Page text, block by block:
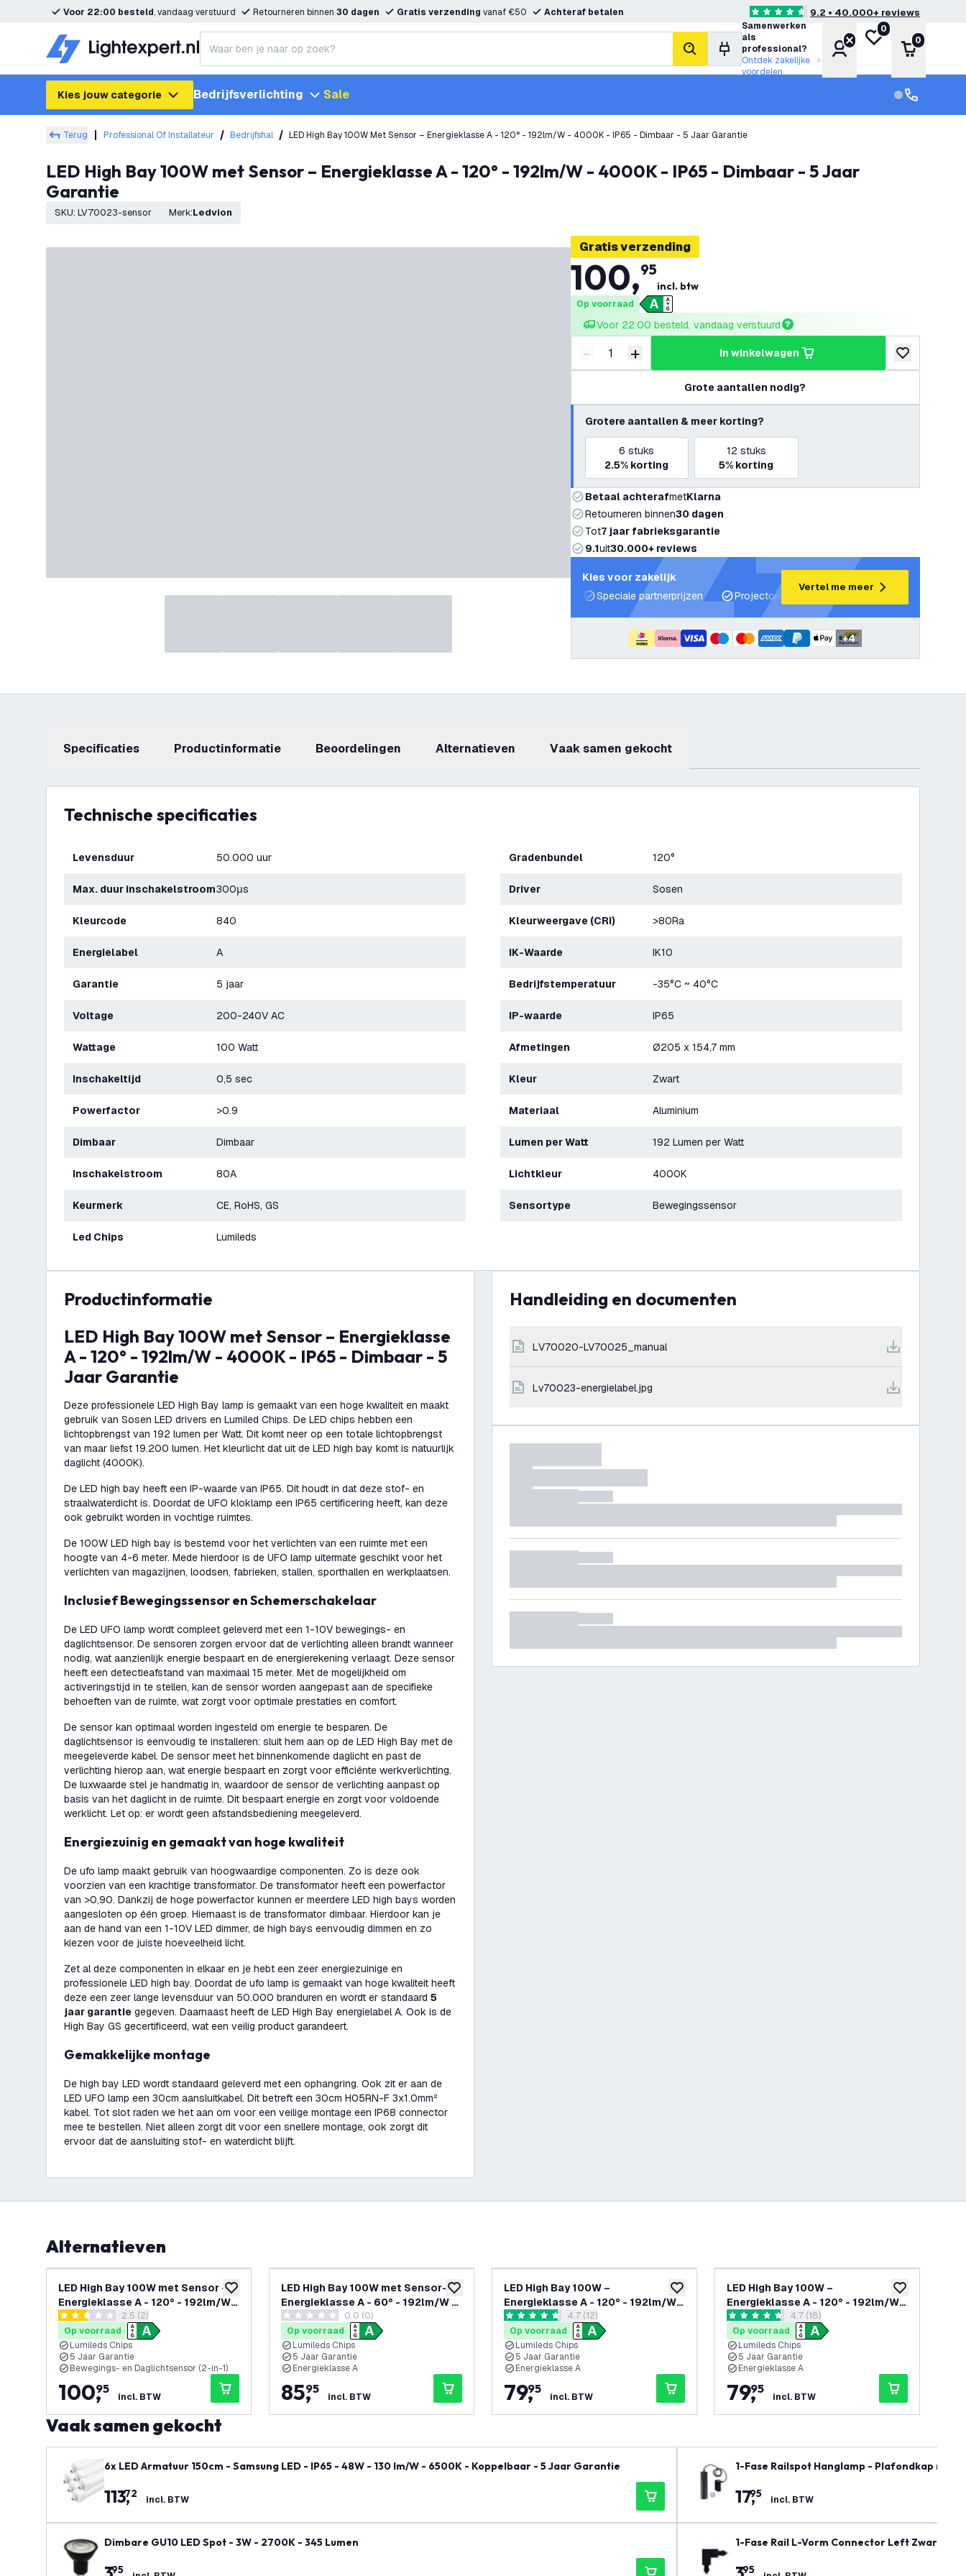
Voor 22:00 besteld, vandaag verstuurd Retourneren binnen 30 dagen Gratis verzending vanaf €50 Achteraf betalen 4.6 score sterren9.2 • 40.000+ reviews
zoeken
Samenwerken
als
professional?
Ontdek zakelijke
voordelen
Account
Mijn verlanglijst
0
0
Kies jouw categorie Bedrijfsverlichting Sale
Terug Professional Of Installateur Bedrijfshal LED High Bay 100W Met Sensor – Energieklasse A - 120° - 192lm/W - 4000K - IP65 - Dimbaar - 5 Jaar Garantie
LED High Bay 100W met Sensor – Energieklasse A - 120° - 192lm/W - 4000K - IP65 - Dimbaar - 5 Jaar
Garantie
SKU: LV70023-sensor Merk: Ledvion
Gratis verzending
100,95
incl. btw
Op voorraad
Voor 22:00 besteld, vandaag verstuurd
Verminder hoeveelheid
- Verhoog hoeveelheid
+ in winkelwagen
toevoegen
Grote aantallen nodig?
Grotere aantallen & meer korting?
6 stuks
2.5% korting
12 stuks
5% korting
Betaal achterafmetKlarna
Retourneren binnen30 dagen
Tot7 jaar fabrieksgarantie
9.1uit30.000+ reviews
Kies voor zakelijk
Speciale partnerprijzen
Projectondersteuning en lichtplannen
Vertel me meer
+4
Specificaties productinformatie beoordelingen Alternatieven Vaak samen gekocht
Technische specificaties
Levensduur 50.000 uur
Max. duur inschakelstroom300μs
Kleurcode 840
Energielabel A
Garantie 5 jaar
Voltage 200-240V AC
Wattage 100 Watt
Inschakeltijd 0,5 sec
Powerfactor >0.9
Dimbaar Dimbaar
Inschakelstroom 80A
Keurmerk CE, RoHS, GS
Led Chips Lumileds
Gradenbundel 120°
Driver Sosen
Kleurweergave (CRI) >80Ra
IK-Waarde IK10
Bedrijfstemperatuur -35°C ~ 40°C
IP-waarde IP65
Afmetingen Ø205 x 154,7 mm
Kleur Zwart
Materiaal Aluminium
Lumen per Watt 192 Lumen per Watt
Lichtkleur 4000K
Sensortype Bewegingssensor
productinformatie
LED High Bay 100W met Sensor – Energieklasse
A - 120° - 192lm/W - 4000K - IP65 - Dimbaar - 5
Jaar Garantie
Deze professionele LED High Bay lamp is gemaakt van een hoge kwaliteit en maakt
gebruik van Sosen LED drivers en Lumiled Chips. De LED chips hebben een
lichtopbrengst van 192 lumen per Watt. Dit komt neer op een totale lichtopbrengst
van maar liefst 19.200 lumen. Het kleurlicht dat uit de LED high bay komt is natuurlijk
daglicht (4000K).
De LED high bay heeft een IP-waarde van IP65. Dit houdt in dat deze stof- en
straalwaterdicht is. Doordat de UFO kloklamp een IP65 certificering heeft, kan deze
ook gebruikt worden in vochtige ruimtes.
De 100W LED high bay is bestemd voor het verlichten van een ruimte met een
hoogte van 4-6 meter. Mede hierdoor is de UFO lamp uitermate geschikt voor het
verlichten van magazijnen, loodsen, fabrieken, stallen, sporthallen en werkplaatsen.
Inclusief Bewegingssensor en Schemerschakelaar
De LED UFO lamp wordt compleet geleverd met een 1-10V bewegings- en
daglichtsensor. De sensoren zorgen ervoor dat de verlichting alleen brandt wanneer
nodig, wat aanzienlijk energie bespaart en de energierekening verlaagt. Deze sensor
heeft een detectieafstand van maximaal 15 meter. Met de mogelijkheid om
activeringstijd in te stellen, kan de sensor worden aangepast aan de specifieke
behoeften van de ruimte, wat zorgt voor optimale prestaties en comfort.
De sensor kan optimaal worden ingesteld om energie te besparen. De
daglichtsensor is eenvoudig te installeren: sluit hem aan op de LED High Bay met de
meegeleverde kabel. De sensor meet het binnenkomende daglicht en past de
verlichting hierop aan, wat energie bespaart en zorgt voor efficiënte werkverlichting.
De luxwaarde stel je handmatig in, waardoor de sensor de verlichting aanpast op
basis van het daglicht in de ruimte. Dit bespaart energie en zorgt voor voldoende
werklicht. Let op: er wordt geen afstandsbediening meegeleverd.
Energiezuinig en gemaakt van hoge kwaliteit
De ufo lamp maakt gebruik van hoogwaardige componenten. Zo is deze ook
voorzien van een krachtige transformator. De transformator heeft een powerfactor
van >0,90. Dankzij de hoge powerfactor kunnen er meerdere LED high bays worden
aangesloten op één groep. Hiernaast is de transformator dimbaar. Hierdoor kan je
aan de hand van een 1-10V LED dimmer, de high bays eenvoudig dimmen en zo
kiezen voor de juiste hoeveelheid licht.
Zet al deze componenten in elkaar en je hebt een zeer energiezuinige en
professionele LED high bay. Doordat de ufo lamp is gemaakt van hoge kwaliteit heeft
deze een zeer lange levensduur van 50.000 branduren en wordt er standaard 5
jaar garantie gegeven. Daarnaast heeft de LED High Bay energielabel A. Ook is de
High Bay GS gecertificeerd, wat een veilig product garandeert.
Gemakkelijke montage
De high bay LED wordt standaard geleverd met een ophangring. Ook zit er aan de
LED UFO lamp een 30cm aansluitkabel. Dit betreft een 30cm H05RN-F 3x1.0mm²
kabel. Tot slot raden we het aan om voor een veilige montage een IP68 connector
mee te bestellen. Niet alleen zorgt dit voor een snellere montage, ook zorgt dit
ervoor dat de aansluiting stof- en waterdicht blijft.
Handleiding en documenten
LV70020-LV70025_manual
lv70023-energielabel.jpg
Alternatieven
toevoegen aan verlanglijst
LED High Bay 100W met Sensor –
Energieklasse A - 120° - 192lm/W -
6000K - IP65 - Dimbaar - 5 Jaar
Garantie
reviews drawer openen
2.5 score sterren2.5 (2)
Op voorraad
Lumileds Chips
5 Jaar Garantie
Bewegings- en Daglichtsensor (2-in-1)
100,
95
incl. BTW
toevoegen aan verlanglijst
LED High Bay 100W met Sensor–
Energieklasse A - 60° - 192lm/W -
6000K - IP65 - Dimbaar - 5 Jaar
Garantie
0 score sterren0.0 (0)
Op voorraad
Lumileds Chips
5 Jaar Garantie
Energieklasse A
85,
95
incl. BTW
toevoegen aan verlanglijst
LED High Bay 100W –
Energieklasse A - 120° - 192lm/W -
4000K - IP65 - Dimbaar - 5 Jaar
Garantie
reviews drawer openen
4.7 score sterren4.7 (12)
Op voorraad
Lumileds Chips
5 Jaar Garantie
Energieklasse A
79,
95
incl. BTW
toevoegen
LED High Bay 100W –
Energieklasse A - 120° - 192lm/W -
6000K - IP65 - Dimbaar - 5 Jaar
Garantie
reviews drawer openen
4.7 score sterren4.7 (18)
Op voorraad
Lumileds Chips
5 Jaar Garantie
Energieklasse A
79,
95
incl. BTW
Vaak samen gekocht
6x LED Armatuur 150cm - Samsung LED - IP65 - 48W - 130 lm/W - 6500K - Koppelbaar - 5 Jaar Garantie
113,
72 incl. BTW
Dimbare GU10 LED Spot - 3W - 2700K - 345 Lumen
95
1-Fase Railspot Hanglamp - Plafondkap met
17,
95 incl. BTW
1-Fase Rail L-Vorm Connector Left Zwart
95